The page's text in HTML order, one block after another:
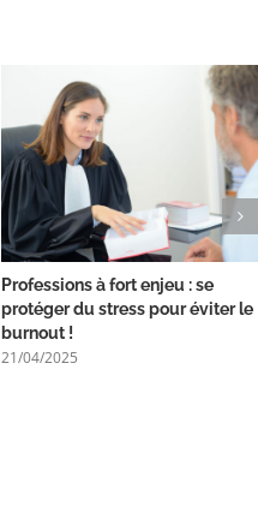
Professions à fort enjeu : se
protéger du stress pour éviter le
burnout !
21/04/2025